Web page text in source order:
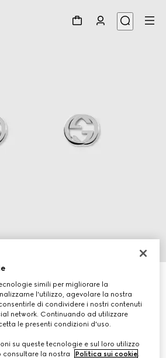
simili per migliorare la
l'utilizzo, agevolare la nostra
di condividere i nostri contenuti
network. Continuando ad utilizzare
le presenti condizioni d'uso.
su queste tecnologie e sul loro utilizzo
consultare la nostra
Politica sui cookie